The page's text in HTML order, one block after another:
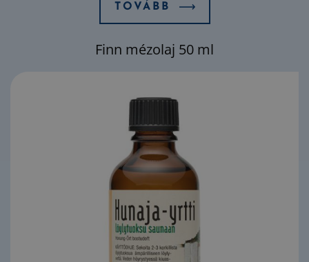
TOVÁBB
Finn mézolaj 50 ml